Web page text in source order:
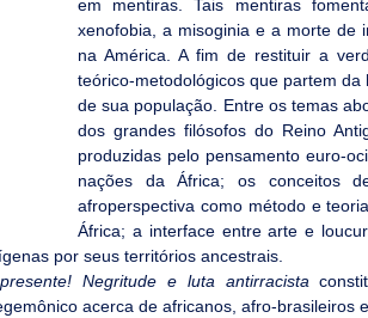
em mentiras. Tais mentiras
xenofobia, a misoginia e a morte de
na América. A fim de restituir a
teórico-metodológicos que partem
de sua população. Entre os temas
dos grandes filósofos do Reino
produzidas pelo pensamento euro-
nações da África; os conceitos
afroperspectiva como método e
África; a interface entre arte e
por seus territórios ancestrais.
Negritude e luta antirracista
acerca de africanos, afro-brasileiros